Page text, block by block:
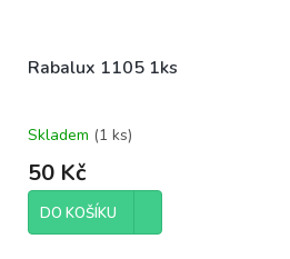
Rabalux 1105 1ks
Skladem (1 ks)
50 Kč
DO KOŠÍKU